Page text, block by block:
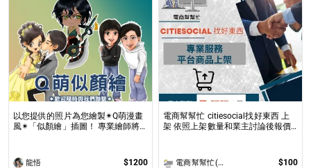
以您提供的照片為您繪製✴Q萌漫畫
風✴「似顏繪」插圖！ 專業繪師將
龍悟 $1200
電商幫幫忙 citiesocial找好東西 上
架 依照上架數量和業主討論後報價
電商幫幫忙(電商平台代營運/電商上架/運營策略/網路行銷) $100